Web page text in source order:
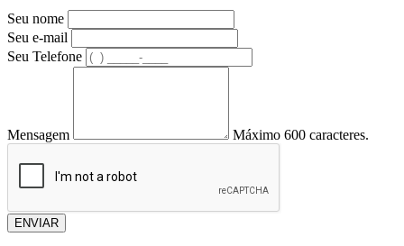
Seu nome
Seu e-mail
Seu Telefone
Mensagem Máximo 600 caracteres.
ENVIAR